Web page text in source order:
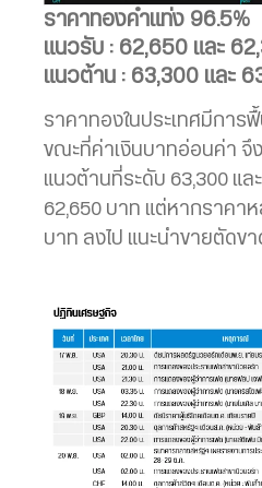
ราคาทองคำแท่ง 96.5%
แนวรับ : 62,650 และ
แนวต้าน : 63,300 และ
ราคาทองในประเทศมีการ
ขณะที่ค่าเงินบาทอ่อนค่า จึ
แนวต้านที่ระดับ 63,300 แ
62,650 บาท แต่หากราคา
บาท ลงไป แนะนำขายตัดข